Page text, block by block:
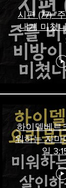
시편 (77) "
내게 미쳤
하이델베르
워하는 자마
일